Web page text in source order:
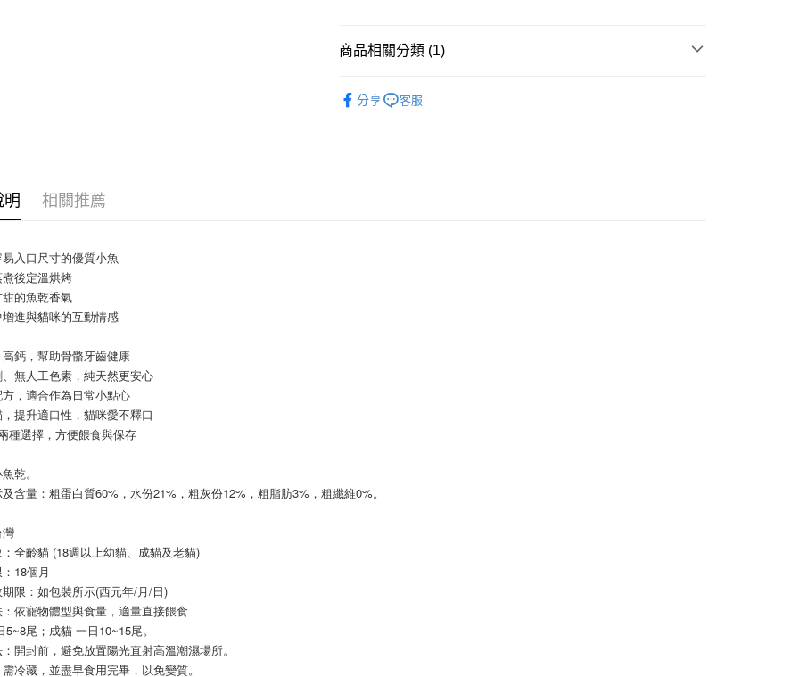
付」結帳頁面，進行簡訊認證並確認金額後，即可完成結帳。
／ATM／網路銀行／等多元方式進行付款，方視為交易完成。
每筆NT$250
商品相關分類 (1)
分享
客服
明 相關推薦
入口尺寸的優質小魚
後定溫烘烤
的魚乾香氣
進與貓咪的互動情感
鈣，幫助骨骼牙齒健康
無人工色素，純天然更安心
，適合作為日常小點心
提升適口性，貓咪愛不釋口
種選擇，方便餵食與保存
乾。
含量：粗蛋白質60%，水份21%，粗灰份12%，粗脂肪3%，粗纖維0%。
灣
全齡貓 (18週以上幼貓、成貓及老貓)
18個月
限：如包裝所示(西元年/月/日)
依寵物體型與食量，適量直接餵食
5~8尾；成貓 一日10~15尾。
開封前，避免放置陽光直射高溫潮濕場所。
冷藏，並盡早食用完畢，以免變質。